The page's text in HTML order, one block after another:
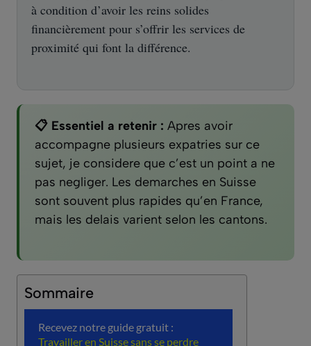
à condition d’avoir les reins solides
financièrement pour s’offrir les services de
proximité qui font la différence.
📋 Essentiel a retenir : Apres avoir
accompagne plusieurs expatries sur ce
sujet, je considere que c’est un point a ne
pas negliger. Les demarches en Suisse
sont souvent plus rapides qu’en France,
mais les delais varient selon les cantons.
Sommaire